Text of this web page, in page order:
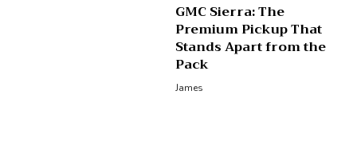
GMC Sierra: The
Premium Pickup That
Stands Apart from the
Pack
James